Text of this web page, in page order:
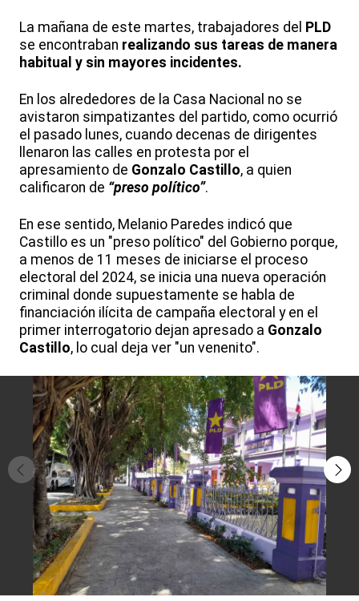
La mañana de este martes, trabajadores del PLD
se encontraban realizando sus tareas de manera
habitual y sin mayores incidentes.
En los alrededores de la Casa Nacional no se
avistaron simpatizantes del partido, como ocurrió
el pasado lunes, cuando decenas de dirigentes
llenaron las calles en protesta por el
apresamiento de Gonzalo Castillo, a quien
calificaron de “preso político”.
En ese sentido, Melanio Paredes indicó que
Castillo es un "preso político" del Gobierno porque,
a menos de 11 meses de iniciarse el proceso
electoral del 2024, se inicia una nueva operación
criminal donde supuestamente se habla de
financiación ilícita de campaña electoral y en el
primer interrogatorio dejan apresado a Gonzalo
Castillo, lo cual deja ver "un venenito".